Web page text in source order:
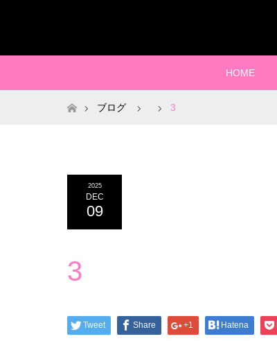
HOME
ホームブログ 3
2025
DEC
09
3
Tweet Share +1 Hatena